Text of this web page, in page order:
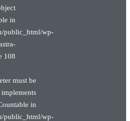
in
public_html/wp-
108
must be
in
public_html/wp-